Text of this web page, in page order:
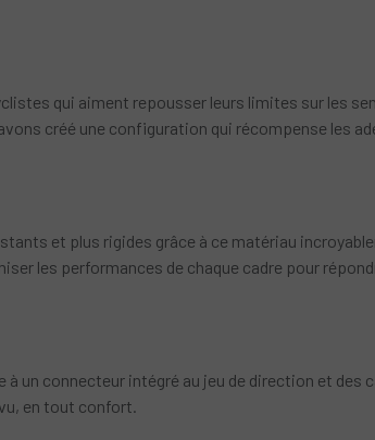
qui aiment repousser leurs limites sur les
créé une configuration qui récompense les
et plus rigides grâce à ce matériau
les performances de chaque cadre pour
un connecteur intégré au jeu de direction et des
en tout confort.